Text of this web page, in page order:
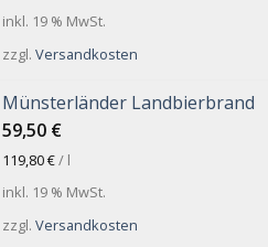
inkl. 19 % MwSt.
zzgl. Versandkosten
Münsterländer Landbierbrand
59,50 €
119,80€/ l
inkl. 19 % MwSt.
zzgl. Versandkosten